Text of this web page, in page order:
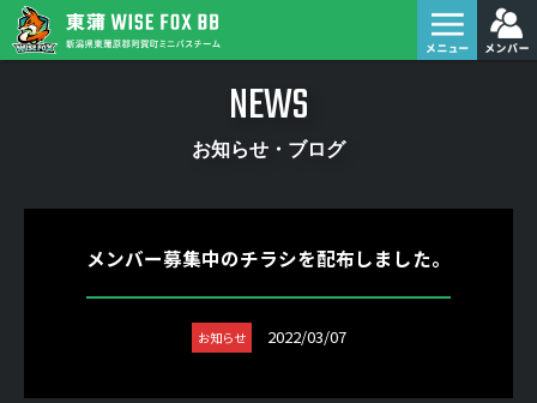
NEWS
お知らせ・ブログ
メンバー募集中のチラシを配布しました。
お知らせ 2022/03/07